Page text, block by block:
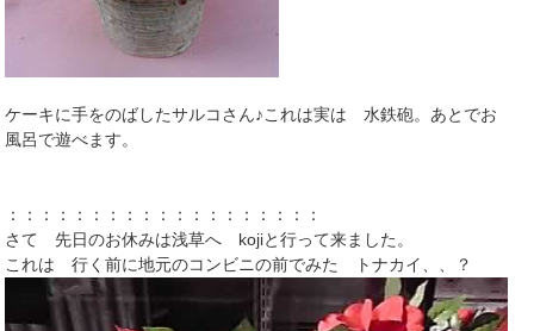
ケーキに手をのばしたサルコさん♪これは実は 水鉄砲。あとでお
風呂で遊べます。
：：：：：：：：：：：：：：：：：：：
さて 先日のお休みは浅草へ kojiと行って来ました。
これは 行く前に地元のコンビニの前でみた トナカイ、、？